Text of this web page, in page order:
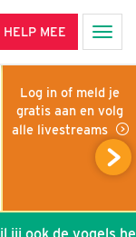
HELP MEE
Log in of meld je
gratis aan en volg
alle livestreams